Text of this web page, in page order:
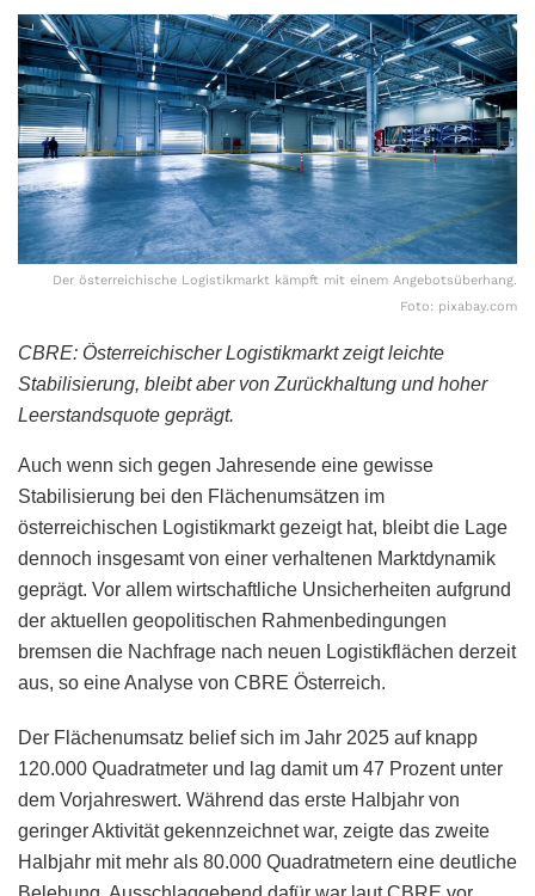
Der österreichische Logistikmarkt kämpft mit einem Angebotsüberhang.
Foto: pixabay.com
CBRE: Österreichischer Logistikmarkt zeigt leichte
Stabilisierung, bleibt aber von Zurückhaltung und hoher
Leerstandsquote geprägt.
Auch wenn sich gegen Jahresende eine gewisse
Stabilisierung bei den Flächenumsätzen im
österreichischen Logistikmarkt gezeigt hat, bleibt die Lage
dennoch insgesamt von einer verhaltenen Marktdynamik
geprägt. Vor allem wirtschaftliche Unsicherheiten aufgrund
der aktuellen geopolitischen Rahmenbedingungen
bremsen die Nachfrage nach neuen Logistikflächen derzeit
aus, so eine Analyse von CBRE Österreich.
Der Flächenumsatz belief sich im Jahr 2025 auf knapp
120.000 Quadratmeter und lag damit um 47 Prozent unter
dem Vorjahreswert. Während das erste Halbjahr von
geringer Aktivität gekennzeichnet war, zeigte das zweite
Halbjahr mit mehr als 80.000 Quadratmetern eine deutliche